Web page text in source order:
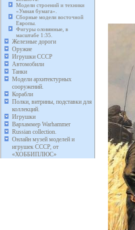
Модели строений и техники
«Умная бумага».
Сборные модели восточной
Европы.
Фигуры оловянные, в
масштабе 1:35.
Железные дороги
Оружие
Игрушки СССР
Автомобили
Танки
Модели архитектурных
сооружений.
Корабли
Полки, витрины, подставки для
коллекций.
Игрушки
Вархаммер Warhammer
Russian collection.
Онлайн музей моделей и
игрушек СССР, от
«ХОББИПЛЮС»